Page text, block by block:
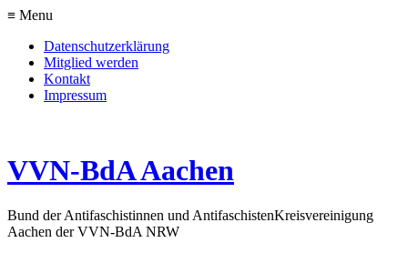
≡ Menu
Datenschutzerklärung
Mitglied werden
Kontakt
Impressum
VVN-BdA Aachen
Bund der Antifaschistinnen und AntifaschistenKreisvereinigung
Aachen der VVN-BdA NRW